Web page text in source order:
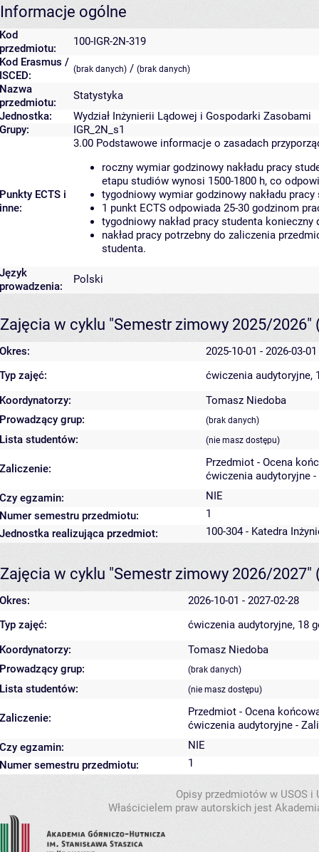
Informacje ogólne
Kod
przedmiotu:
100-IGR-2N-319
Kod Erasmus /
ISCED:
(brak danych) / (brak danych)
Nazwa
przedmiotu:
Statystyka
Jednostka:
Wydział Inżynierii Lądowej i Gospodarki Zasobami
Grupy:
IGR_2N_s1
Punkty ECTS i
inne:
3.00 Podstawowe informacje o zasadach
roczny wymiar godzinowy nakładu pracy
etapu studiów wynosi 1500-1800 h, co
tygodniowy wymiar godzinowy nakładu
1 punkt ECTS odpowiada 25-30 godzinom
tygodniowy nakład pracy studenta
nakład pracy potrzebny do zaliczenia
studenta.
Język
prowadzenia:
Polski
Zajęcia w cyklu "Semestr zimowy 2025/2026"
Okres:
2025-10-01 - 2026-03-01
Typ zajęć:
ćwiczenia audytoryjne,
Koordynatorzy:
Tomasz Niedoba
Prowadzący grup:
(brak danych)
Lista studentów: (nie masz dostępu)
Zaliczenie:
Przedmiot - Ocena
ćwiczenia audytoryjne
Czy egzamin:
NIE
Numer semestru przedmiotu:
1
Jednostka realizująca przedmiot:
100-304 - Katedra
Zajęcia w cyklu "Semestr zimowy 2026/2027"
Okres:
2026-10-01 - 2027-02-28
Typ zajęć:
ćwiczenia audytoryjne, 18
Koordynatorzy:
Tomasz Niedoba
Prowadzący grup:
(brak danych)
Lista studentów: (nie masz dostępu)
Zaliczenie:
Przedmiot - Ocena
ćwiczenia audytoryjne -
Czy egzamin:
NIE
Numer semestru przedmiotu:
1
Opisy przedmiotów w USOS
Właścicielem praw autorskich jest